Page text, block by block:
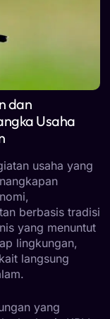
dan
Usaha
usaha yang
berbasis tradisi
yang menuntut
lingkungan,
langsung
yang